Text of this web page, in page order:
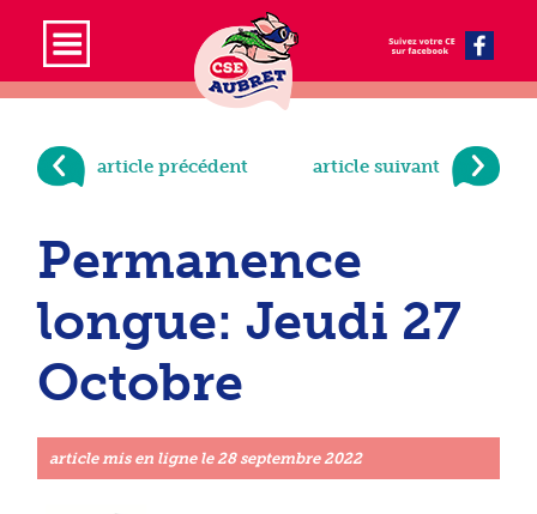
article précédent article suivant
Permanence
longue: Jeudi 27
Octobre
article mis en ligne le 28 septembre 2022